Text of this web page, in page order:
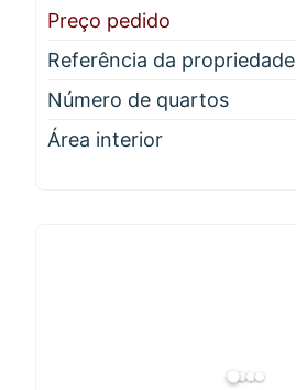
Preço pedido
Referência da propriedade
Número de quartos
Área interior